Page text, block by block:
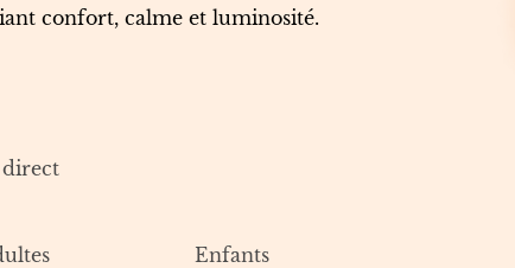
confort, calme et luminosité.
direct
Enfants